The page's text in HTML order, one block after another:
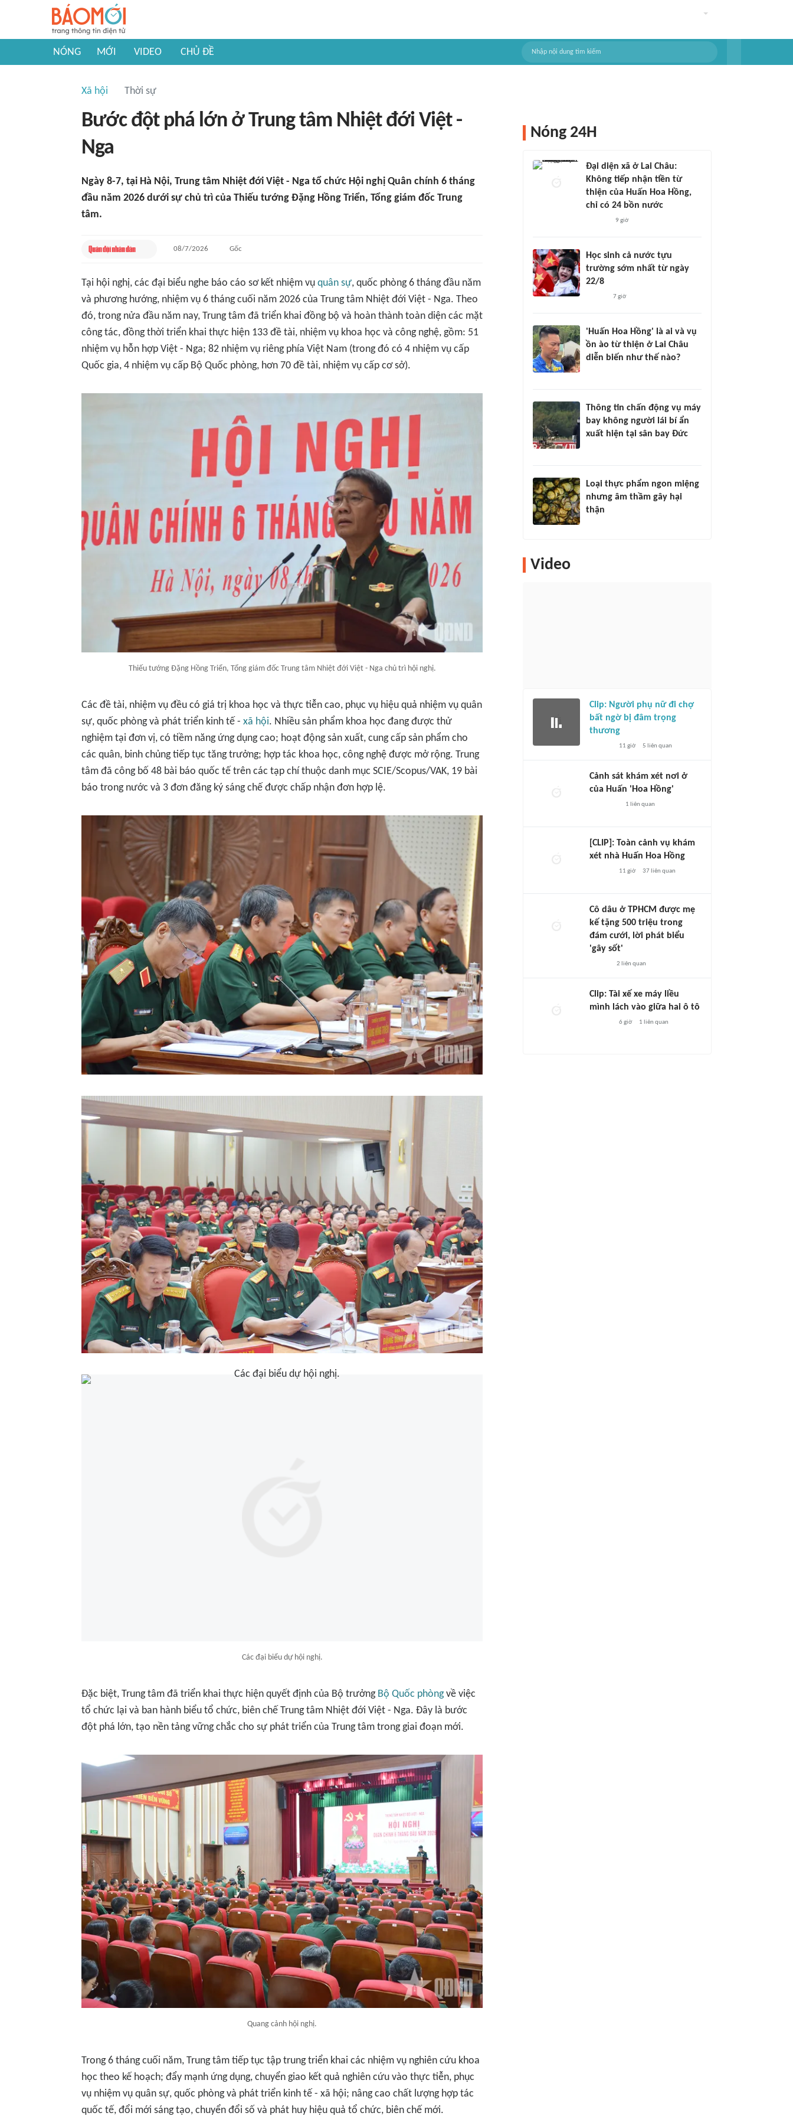
NÓNG MỚI VIDEO CHỦ ĐỀ
Xã hội Thời sự
Bước đột phá lớn ở Trung tâm Nhiệt đới Việt -
Nga
Ngày 8-7, tại Hà Nội, Trung tâm Nhiệt đới Việt - Nga tổ chức Hội nghị Quân chính 6 tháng
đầu năm 2026 dưới sự chủ trì của Thiếu tướng Đặng Hồng Triển, Tổng giám đốc Trung
tâm.
08/7/2026 Gốc
Tại hội nghị, các đại biểu nghe báo cáo sơ kết nhiệm vụ quân sự, quốc phòng 6 tháng đầu năm
và phương hướng, nhiệm vụ 6 tháng cuối năm 2026 của Trung tâm Nhiệt đới Việt - Nga. Theo
đó, trong nửa đầu năm nay, Trung tâm đã triển khai đồng bộ và hoàn thành toàn diện các mặt
công tác, đồng thời triển khai thực hiện 133 đề tài, nhiệm vụ khoa học và công nghệ, gồm: 51
nhiệm vụ hỗn hợp Việt - Nga; 82 nhiệm vụ riêng phía Việt Nam (trong đó có 4 nhiệm vụ cấp
Quốc gia, 4 nhiệm vụ cấp Bộ Quốc phòng, hơn 70 đề tài, nhiệm vụ cấp cơ sở).
Thiếu tướng Đặng Hồng Triển, Tổng giám đốc Trung tâm Nhiệt đới Việt - Nga chủ trì hội nghị.
Các đề tài, nhiệm vụ đều có giá trị khoa học và thực tiễn cao, phục vụ hiệu quả nhiệm vụ quân
sự, quốc phòng và phát triển kinh tế - xã hội. Nhiều sản phẩm khoa học đang được thử
nghiệm tại đơn vị, có tiềm năng ứng dụng cao; hoạt động sản xuất, cung cấp sản phẩm cho
các quân, binh chủng tiếp tục tăng trưởng; hợp tác khoa học, công nghệ được mở rộng. Trung
tâm đã công bố 48 bài báo quốc tế trên các tạp chí thuộc danh mục SCIE/Scopus/VAK, 19 bài
báo trong nước và 3 đơn đăng ký sáng chế được chấp nhận đơn hợp lệ.
Các đại biểu dự hội nghị.
Đặc biệt, Trung tâm đã triển khai thực hiện quyết định của Bộ trưởng Bộ Quốc phòngvề việc
tổ chức lại và ban hành biểu tổ chức, biên chế Trung tâm Nhiệt đới Việt - Nga. Đây là bước
đột phá lớn, tạo nền tảng vững chắc cho sự phát triển của Trung tâm trong giai đoạn mới.
Quang cảnh hội nghị.
Trong 6 tháng cuối năm, Trung tâm tiếp tục tập trung triển khai các nhiệm vụ nghiên cứu khoa
học theo kế hoạch; đẩy mạnh ứng dụng, chuyển giao kết quả nghiên cứu vào thực tiễn, phục
vụ nhiệm vụ quân sự, quốc phòng và phát triển kinh tế - xã hội; nâng cao chất lượng hợp tác
quốc tế, đổi mới sáng tạo, chuyển đổi số và phát huy hiệu quả tổ chức, biên chế mới.
Nóng 24H
Đại diện xã ở Lai Châu:
Không tiếp nhận tiền từ
thiện của Huấn Hoa Hồng,
chỉ có 24 bồn nước
9 giờ
Học sinh cả nước tựu
trường sớm nhất từ ngày
22/8
7 giờ
'Huấn Hoa Hồng' là ai và vụ
ồn ào từ thiện ở Lai Châu
diễn biến như thế nào?
Thông tin chấn động vụ máy
bay không người lái bí ẩn
xuất hiện tại sân bay Đức
Loại thực phẩm ngon miệng
nhưng âm thầm gây hại
thận
Video
Clip: Người phụ nữ đi chợ
bất ngờ bị đâm trọng
thương
11 giờ 5 liên quan
Cảnh sát khám xét nơi ở
của Huấn 'Hoa Hồng'
1 liên quan
[CLIP]: Toàn cảnh vụ khám
xét nhà Huấn Hoa Hồng
11 giờ 37liên quan
Cô dâu ở TPHCM được mẹ
kế tặng 500 triệu trong
đám cưới, lời phát biểu
'gây sốt'
2 liên quan
Clip: Tài xế xe máy liều
mình lách vào giữa hai ô tô
6 giờ 1 liên quan